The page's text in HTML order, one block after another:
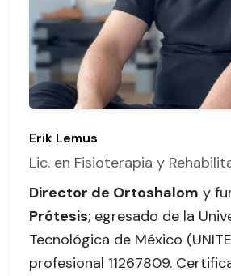
Erik Lemus
Lic. en Fisioterapia y
Director de Ortoshalom y
Prótesis; egresado de la
Tecnológica de México
profesional 11267809.